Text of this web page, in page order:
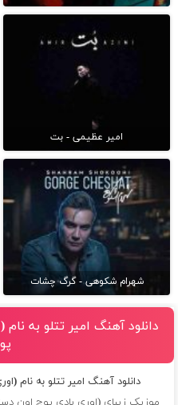
امیر عظیمی - بت
شهرام شکوهی - گرگ چشات
دانلود آهنگ امیر تتلو به
دانلود آهنگ امیر تتلو به نام